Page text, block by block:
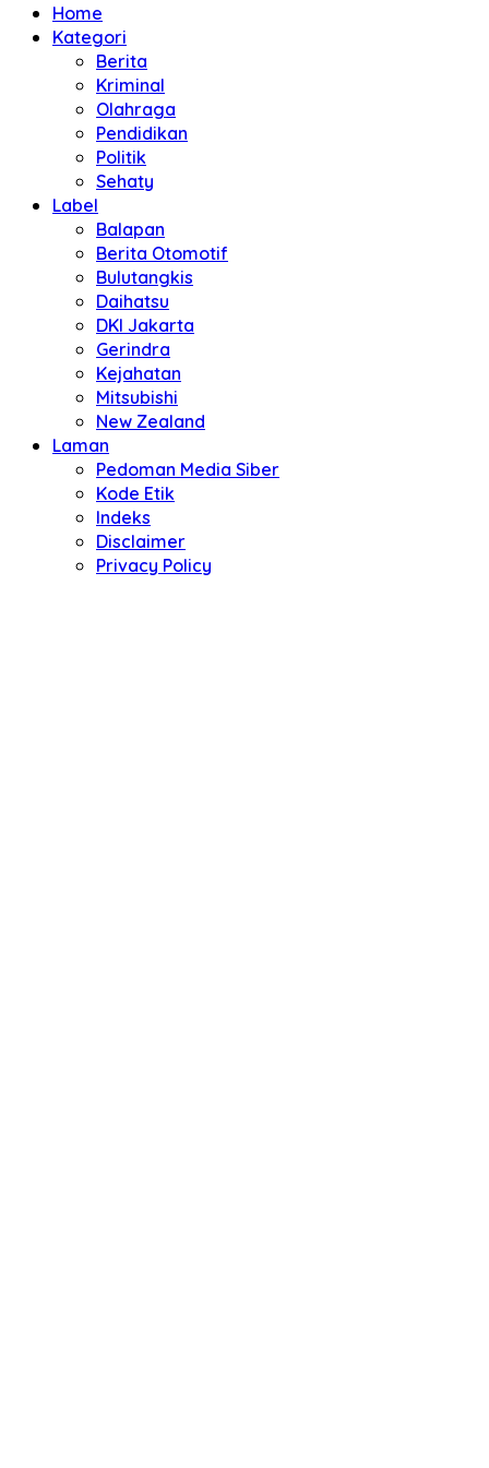
Home
Kategori
Berita
Kriminal
Olahraga
Pendidikan
Politik
Sehaty
Label
Balapan
Berita Otomotif
Bulutangkis
Daihatsu
DKI Jakarta
Gerindra
Kejahatan
Mitsubishi
New Zealand
Laman
Pedoman Media Siber
Kode Etik
Indeks
Disclaimer
Privacy Policy